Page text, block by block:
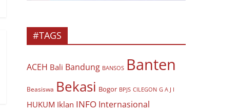
#TAGS
ACEH Bali Bandung BANSOS Banten
Beasiswa Bekasi Bogor BPJS CILEGON G A J I
HUKUM Iklan INFO Internasional